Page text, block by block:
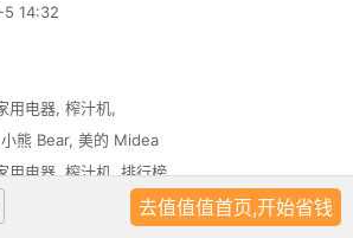
5 14:32
用电器, 榨汁机,
小熊 Bear, 美的 Midea
用电器,榨汁机,排行榜
机 ,榨汁机,榨汁杯
去值值值首页,开始省钱